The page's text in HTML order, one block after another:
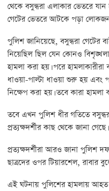
থেকে বসুন্ধরা এলাকার ভেতরে যান
গেটের ভেতরে আটকে পড়া লোকজন
পুলিশ জানিয়েছে, বসুন্ধরা গেটের
নিয়েছিল ছিল যেন কোনও
হামলা করা হয়। পরে
ধাওয়া-পাল্টা ধাওয়া শুরু হয় এবং
নিক্ষেপ করা হয়। তবে কারা
তবে এখন পুলিশ ধীর গতিতে
প্রত্যক্ষদর্শীর কাছ থেকে জানা গেছে।
প্রত্যক্ষদর্শীরা আরও জানা পুলিশ
ছাত্রদের ওপর টিয়ারশেল, রাবার
এই ঘটনায় পুলিশের হামলায় আহত